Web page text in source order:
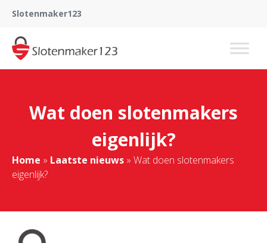
Slotenmaker123
Wat doen slotenmakers
eigenlijk?
Home » Laatste nieuws » Wat doen slotenmakers
eigenlijk?